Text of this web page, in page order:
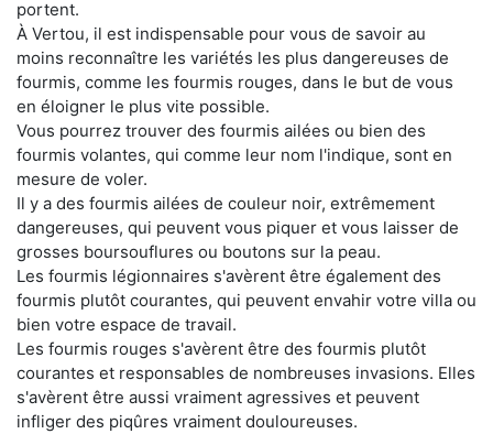
portent.
À Vertou, il est indispensable pour vous de savoir au
moins reconnaître les variétés les plus dangereuses de
fourmis, comme les fourmis rouges, dans le but de vous
en éloigner le plus vite possible.
Vous pourrez trouver des fourmis ailées ou bien des
fourmis volantes, qui comme leur nom l'indique, sont en
mesure de voler.
Il y a des fourmis ailées de couleur noir, extrêmement
dangereuses, qui peuvent vous piquer et vous laisser de
grosses boursouflures ou boutons sur la peau.
Les fourmis légionnaires s'avèrent être également des
fourmis plutôt courantes, qui peuvent envahir votre villa ou
bien votre espace de travail.
Les fourmis rouges s'avèrent être des fourmis plutôt
courantes et responsables de nombreuses invasions. Elles
s'avèrent être aussi vraiment agressives et peuvent
infliger des piqûres vraiment douloureuses.